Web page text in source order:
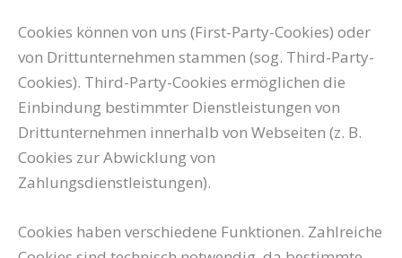
Cookies können von uns (First-Party-Cookies) oder
von Drittunternehmen stammen (sog. Third-Party-
Cookies). Third-Party-Cookies ermöglichen die
Einbindung bestimmter Dienstleistungen von
Drittunternehmen innerhalb von Webseiten (z. B.
Cookies zur Abwicklung von
Zahlungsdienstleistungen).
Cookies haben verschiedene Funktionen. Zahlreiche